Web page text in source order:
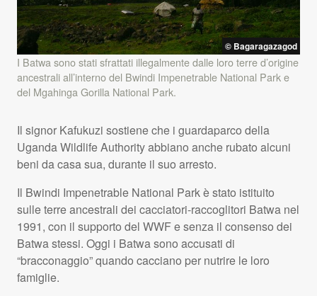
© Bagaragazagod
I Batwa sono stati sfrattati illegalmente dalle loro terre d’origine
ancestrali all’interno del Bwindi Impenetrable National Park e
del Mgahinga Gorilla National Park.
Il signor Kafukuzi sostiene che i guardaparco della
Uganda Wildlife Authority abbiano anche rubato alcuni
beni da casa sua, durante il suo arresto.
Il Bwindi Impenetrable National Park è stato istituito
sulle terre ancestrali dei cacciatori-raccoglitori Batwa nel
1991, con il supporto del WWFe senza il consenso dei
Batwa stessi. Oggi i Batwa sono accusati di
“bracconaggio” quando cacciano per nutrire le loro
famiglie.